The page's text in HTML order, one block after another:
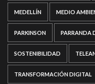
MEDELLÍN MEDIO
PARKINSON PARRANDA
SOSTENIBILIDAD
TRANSFORMACIÓN DIGITAL